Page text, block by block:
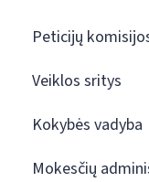
Peticijų
Veiklos sritys
Kokybės vadyba
Mokesčių